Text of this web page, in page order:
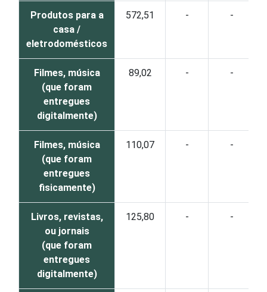
Produtos para a
casa /
eletrodomésticos
572,51 - -
Filmes, música
(que foram
entregues
digitalmente)
89,02 - -
Filmes, música
(que foram
entregues
fisicamente)
110,07 - -
Livros, revistas,
ou jornais
(que foram
entregues
digitalmente)
125,80 - -